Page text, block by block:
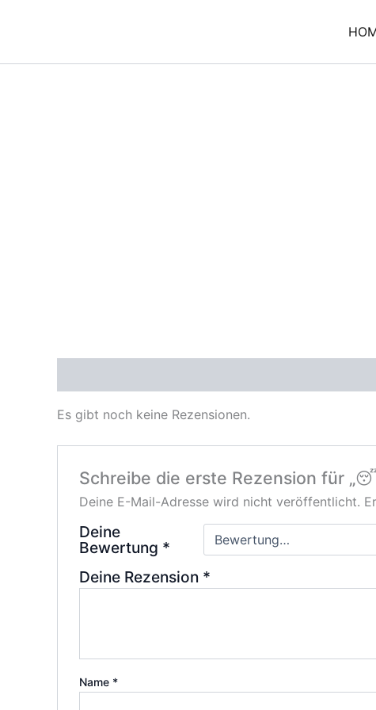
Es gibt noch keine Rezensionen.
Schreibe die erste Rezension für
Deine E-Mail-Adresse wird nicht veröffentlicht.
Deine
Bewertung *
Deine Rezension *
Name *